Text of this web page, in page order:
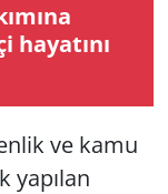
hayatını
ve kamu
yapılan